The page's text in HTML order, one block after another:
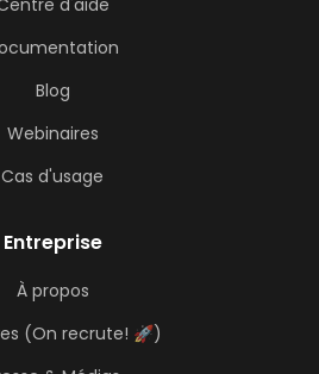
d'aide
Blog
Webinaires
Cas d'usage
Entreprise
À propos
(On recrute! 🚀)